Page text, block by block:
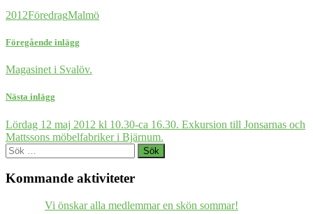
2012FöredragMalmö
Föregående inlägg
Magasinet i Svalöv.
Nästa inlägg
Lördag 12 maj 2012 kl 10.30-ca 16.30. Exkursion till Jonsarnas och
Mattssons möbelfabriker i Bjärnum.
Sök
efter:
Kommande aktiviteter
Vi önskar alla medlemmar en skön sommar!